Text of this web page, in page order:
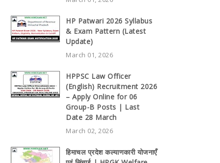
HP Patwari 2026 Syllabus
& Exam Pattern (Latest
Update)
March 01, 2026
HPPSC Law Officer
(English) Recruitment 2026
– Apply Online for 06
Group-B Posts | Last
Date 28 March
March 02, 2026
हिमाचल प्रदेश कल्याणकारी योजनाएँ